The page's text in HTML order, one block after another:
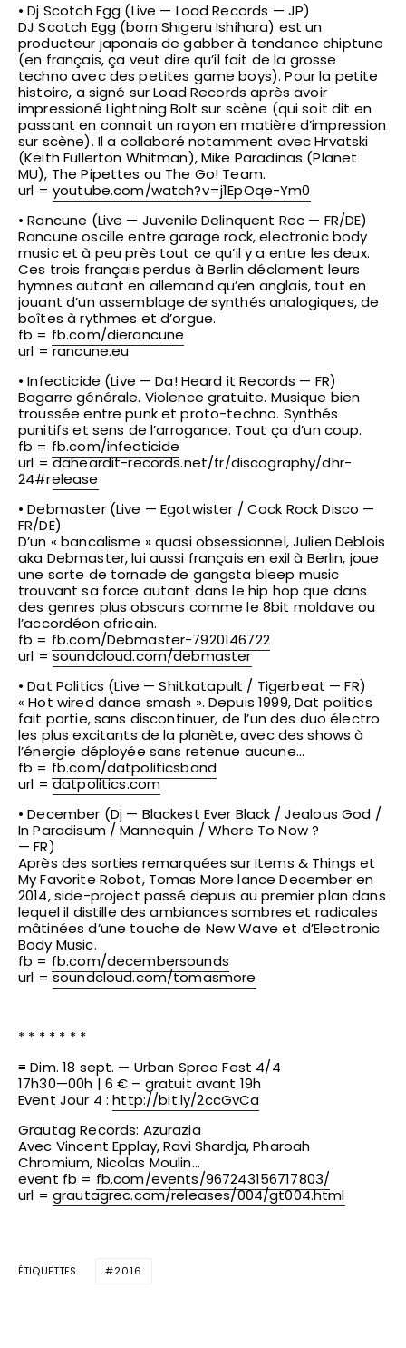
• Dj Scotch Egg (Live — Load Records — JP)
DJ Scotch Egg (born Shigeru Ishihara) est un
producteur japonais de gabber à tendance chiptune
(en français, ça veut dire qu’il fait de la grosse
techno avec des petites game boys). Pour la petite
histoire, a signé sur Load Records après avoir
impressioné Lightning Bolt sur scène (qui soit dit en
passant en connait un rayon en matière d’impression
sur scène). Il a collaboré notamment avec Hrvatski
(Keith Fullerton Whitman), Mike Paradinas (Planet
MU), The Pipettes ou The Go! Team.
url = youtube.com/watch?v=j1EpOqe-Ym0
• Rancune (Live — Juvenile Delinquent Rec — FR/DE)
Rancune oscille entre garage rock, electronic body
music et à peu près tout ce qu’il y a entre les deux.
Ces trois français perdus à Berlin déclament leurs
hymnes autant en allemand qu’en anglais, tout en
jouant d’un assemblage de synthés analogiques, de
boîtes à rythmes et d’orgue.
fb = fb.com/dierancune
url = rancune.eu
• Infecticide (Live — Da! Heard it Records — FR)
Bagarre générale. Violence gratuite. Musique bien
troussée entre punk et proto-techno. Synthés
punitifs et sens de l’arrogance. Tout ça d’un coup.
fb = fb.com/infecticide
url =daheardit-records.net/fr/discography/dhr-
24#release
• Debmaster (Live — Egotwister / Cock Rock Disco —
FR/DE)
D’un « bancalisme » quasi obsessionnel, Julien Deblois
aka Debmaster, lui aussi français en exil à Berlin, joue
une sorte de tornade de gangsta bleep music
trouvant sa force autant dans le hip hop que dans
des genres plus obscurs comme le 8bit moldave ou
l’accordéon africain.
fb = fb.com/Debmaster-7920146722
url =soundcloud.com/debmaster
• Dat Politics (Live — Shitkatapult / Tigerbeat — FR)
« Hot wired dance smash ». Depuis 1999, Dat politics
fait partie, sans discontinuer, de l’un des duo électro
les plus excitants de la planète, avec des shows à
l’énergie déployée sans retenue aucune…
fb = fb.com/datpoliticsband
url =datpolitics.com
• December (Dj — Blackest Ever Black / Jealous God /
In Paradisum / Mannequin / Where To Now ?
— FR)
Après des sorties remarquées sur Items & Things et
My Favorite Robot, Tomas More lance December en
2014, side-project passé depuis au premier plan dans
lequel il distille des ambiances sombres et radicales
mâtinées d’une touche de New Wave et d’Electronic
Body Music.
fb = fb.com/decembersounds
url =soundcloud.com/tomasmore
* * * * * * *
≡ Dim. 18 sept. — Urban Spree Fest 4/4
17h30—00h | 6 € – gratuit avant 19h
Event Jour 4 :http://bit.ly/2ccGvCa
Grautag Records: Azurazia
Avec Vincent Epplay, Ravi Shardja, Pharoah
Chromium, Nicolas Moulin…
event fb = fb.com/events/967243156717803/
url = grautagrec.com/releases/004/gt004.html
ÉTIQUETTES 2016